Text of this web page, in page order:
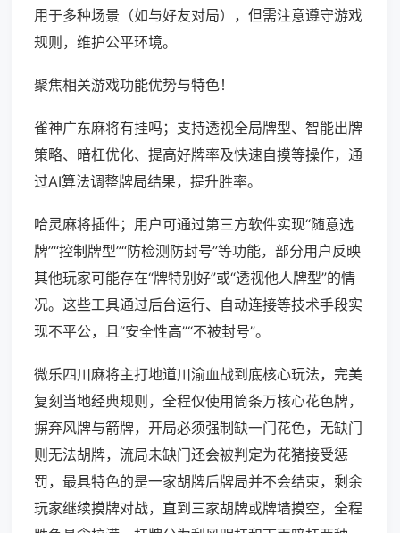
用于多种场景（如与好友对局），但需注意遵守游戏
规则，维护公平环境。
聚焦相关游戏功能优势与特色！
雀神广东麻将有挂吗；支持透视全局牌型、智能出牌
策略、暗杠优化、提高好牌率及快速自摸等操作，通
过AI算法调整牌局结果，提升胜率。
哈灵麻将插件；用户可通过第三方软件实现“随意选
牌”“控制牌型”“防检测防封号”等功能，部分用户反映
其他玩家可能存在“牌特别好”或“透视他人牌型”的情
况。这些工具通过后台运行、自动连接等技术手段实
现不平公，且“安全性高”“不被封号”。
微乐四川麻将主打地道川渝血战到底核心玩法，完美
复刻当地经典规则，全程仅使用筒条万核心花色牌，
摒弃风牌与箭牌，开局必须强制缺一门花色，无缺门
则无法胡牌，流局未缺门还会被判定为花猪接受惩
罚，最具特色的是一家胡牌后牌局并不会结束，剩余
玩家继续摸牌对战，直到三家胡牌或牌墙摸空，全程